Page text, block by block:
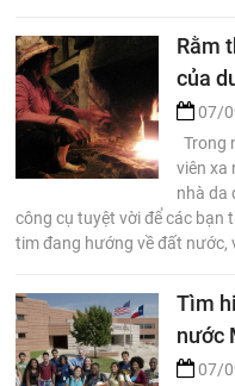
Rằm
của
07/
Trong
viên xa
nhà da
công cụ tuyệt vời để các bạn
tim đang hướng về đất nước,
Tìm
nước
07/